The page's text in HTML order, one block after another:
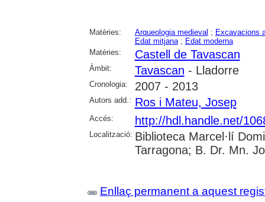
Matèries: Arqueologia medieval ; Excavacions
Edat mitjana; Edat moderna
Matèries:
Castell de Tavascan
Àmbit: Tavascan - Lladorre
Cronologia: 2007 - 2013
Autors add.: Ros i Mateu, Josep
Accés: http://hdl.handle.net/
Localització: Biblioteca Marcel·lí
Tarragona; B. Dr. Mn.
Enllaç permanent a aquest